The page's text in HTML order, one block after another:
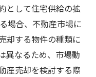
として住宅供給の拡
場合、不動産市場に
却する物件の種類に
異なるため、市場動
産売却を検討する際